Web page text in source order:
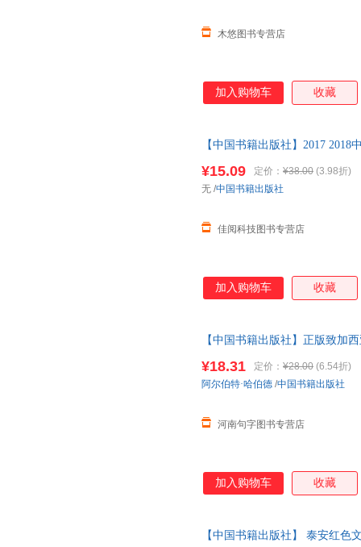
木悠图书专营店
加入购物车 收藏
【中国书籍出版社】2017
¥15.09 定价： ¥38.00 (3.98折)
佳阅科技图书专营店
无 /中国书籍出版社
加入购物车 收藏
【中国书籍出版社】正版致加
¥18.31 定价： ¥28.00 (6.54折)
河南句字图书专营店
阿尔伯特·哈伯德 /中国书籍出版社
加入购物车 收藏
【中国书籍出版社】 泰安红色